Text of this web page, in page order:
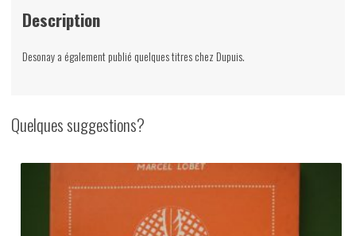
Description
Desonay a également publié quelques titres chez Dupuis.
Quelques suggestions?